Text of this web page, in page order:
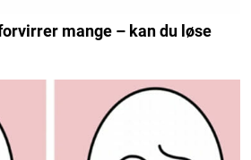
mange – kan du løse